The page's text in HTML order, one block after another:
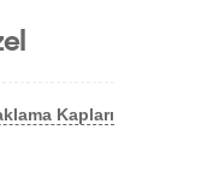
Kapları